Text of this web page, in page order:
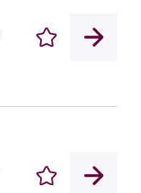
Enregistrer
Enregistrer